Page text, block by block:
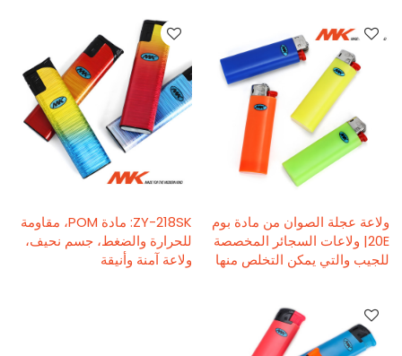
ولاعة عجلة الصوان من مادة بوم
20E| ولاعات السجائر المخصصة
للجيب والتي يمكن التخلص منها
ZY-218SK: مادة POM، مقاومة
للحرارة والضغط، جسم نحيف،
ولاعة آمنة وأنيقة